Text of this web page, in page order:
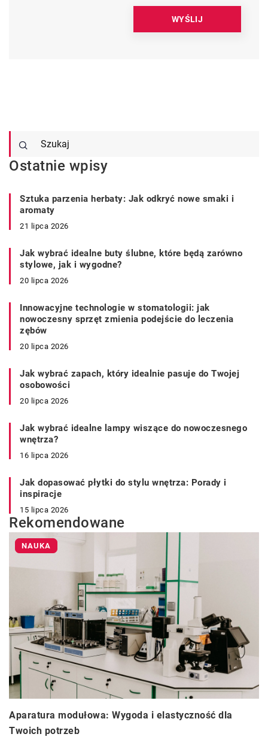
Ostatnie wpisy
Sztuka parzenia herbaty: Jak odkryć nowe smaki i
aromaty
21 lipca 2026
Jak wybrać idealne buty ślubne, które będą zarówno
stylowe, jak i wygodne?
20 lipca 2026
Innowacyjne technologie w stomatologii: jak
nowoczesny sprzęt zmienia podejście do leczenia
zębów
20 lipca 2026
Jak wybrać zapach, który idealnie pasuje do Twojej
osobowości
20 lipca 2026
Jak wybrać idealne lampy wiszące do nowoczesnego
wnętrza?
16 lipca 2026
Jak dopasować płytki do stylu wnętrza: Porady i
inspiracje
15 lipca 2026
Rekomendowane
NAUKA
Aparatura modułowa: Wygoda i elastyczność dla
Twoich potrzeb